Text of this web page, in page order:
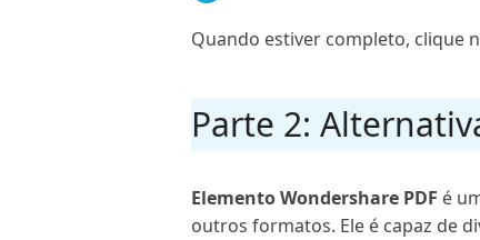
Quando estiver completo, clique
Parte 2:
Elemento Wondershare PDF é
outros formatos. Ele é capaz de